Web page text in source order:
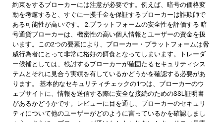
約束をするブローカーには注意が必要です。例えば、暗号の価格変
動を考慮すると、すぐに一攫千金を保証するブローカーは詐欺師で
ある可能性が高いです。 2.プラットフォームの安全性を評価する 暗
号通貨ブローカーは、機密性の高い個人情報とユーザーの資金を扱
います。この2つの要素により、ブローカー・プラットフォームは脅
威行為者にとって非常に格好の餌食となってしまいます。トレーダ
ー候補としては、検討するブローカーが確固たるセキュリティシス
テムとそれに見合う実績を有しているかどうかを確認する必要があ
ります。 基本的なセキュリティチェックの1つは、ブローカーのウ
ェブサイトに、情報を送信する際に安全な接続のためのSSL証明書
があるかどうかです。レビューに目を通し、ブローカーのセキュリ
ティについて他のユーザーがどのように言っているかを確認しまし